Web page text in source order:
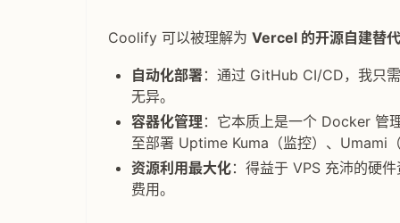
Coolify 可以被理解为 Vercel 的开源自建替
自动化部署：通过 GitHub CI/CD，我只
无异。
容器化管理 ：它本质上是一个 Docker 管
至部署 Uptime Kuma（监控）、Umami
资源利用最大化：得益于 VPS 充沛的硬
费用。